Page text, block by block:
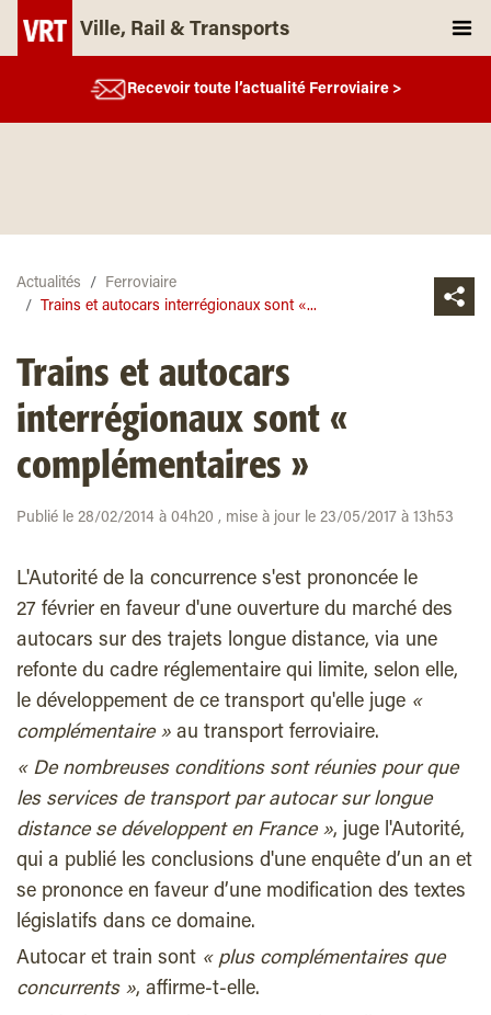
Ville, Rail & Transports
Recevoir toute l’actualité Ferroviaire >
Actualités
Ferroviaire
Trains et autocars interrégionaux sont «...
Trains et autocars
interrégionaux sont «
complémentaires »
Publié le 28/02/2014 à 04h20 , mise à jour le 23/05/2017 à 13h53
L'Autorité de la concurrence s'est prononcée le
27 février en faveur d'une ouverture du marché des
autocars sur des trajets longue distance, via une
refonte du cadre réglementaire qui limite, selon elle,
le développement de ce transport qu'elle juge «
complémentaire » au transport ferroviaire.
« De nombreuses conditions sont réunies pour que
les services de transport par autocar sur longue
distance se développent en France », juge l'Autorité,
qui a publié les conclusions d'une enquête d’un an et
se prononce en faveur d’une modification des textes
législatifs dans ce domaine.
Autocar et train sont « plus complémentaires que
concurrents », affirme-t-elle.